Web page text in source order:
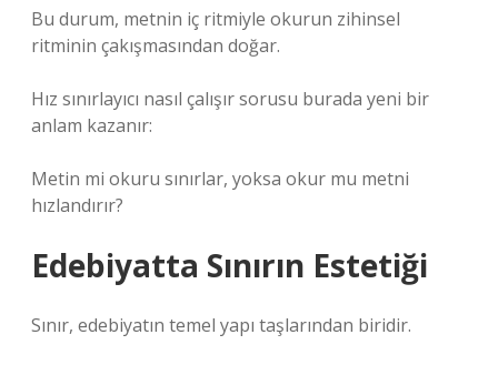
Bu durum, metnin iç ritmiyle okurun zihinsel
ritminin çakışmasından doğar.
Hız sınırlayıcı nasıl çalışır sorusu burada yeni bir
anlam kazanır:
Metin mi okuru sınırlar, yoksa okur mu metni
hızlandırır?
Edebiyatta Sınırın Estetiği
Sınır, edebiyatın temel yapı taşlarından biridir.